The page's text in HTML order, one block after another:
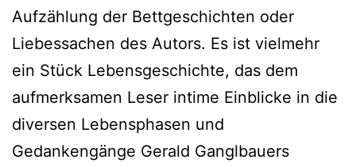
Aufzählung der Bettgeschichten oder
Liebessachen des Autors. Es ist vielmehr
ein Stück Lebensgeschichte, das dem
aufmerksamen Leser intime Einblicke in die
diversen Lebensphasen und
Gedankengänge Gerald Ganglbauers